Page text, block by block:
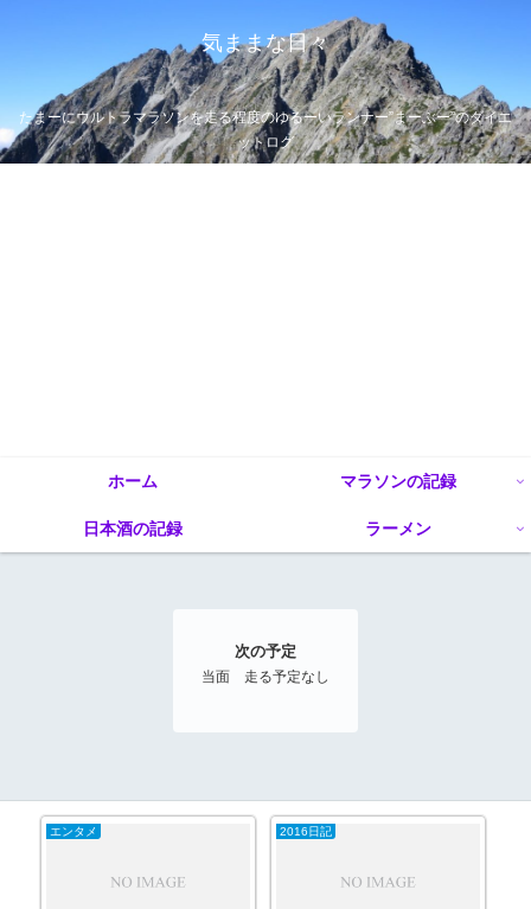
気ままな日々
たまーにウルトラマラソンを走る程度のゆるーいランナー”まーぶー”のダイエ
ットログ
ホーム マラソンの記録
日本酒の記録 ラーメン
次の予定
当面 走る予定なし
エンタメ 2016日記